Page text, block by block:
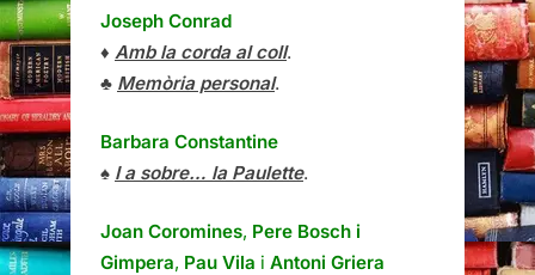
Joseph Conrad
♦ Amb la corda al coll.
♣ Memòria personal.
Barbara Constantine
♠ I a sobre… la Paulette.
Joan Coromines, Pere Bosch i
Gimpera, Pau Vila i Antoni Griera